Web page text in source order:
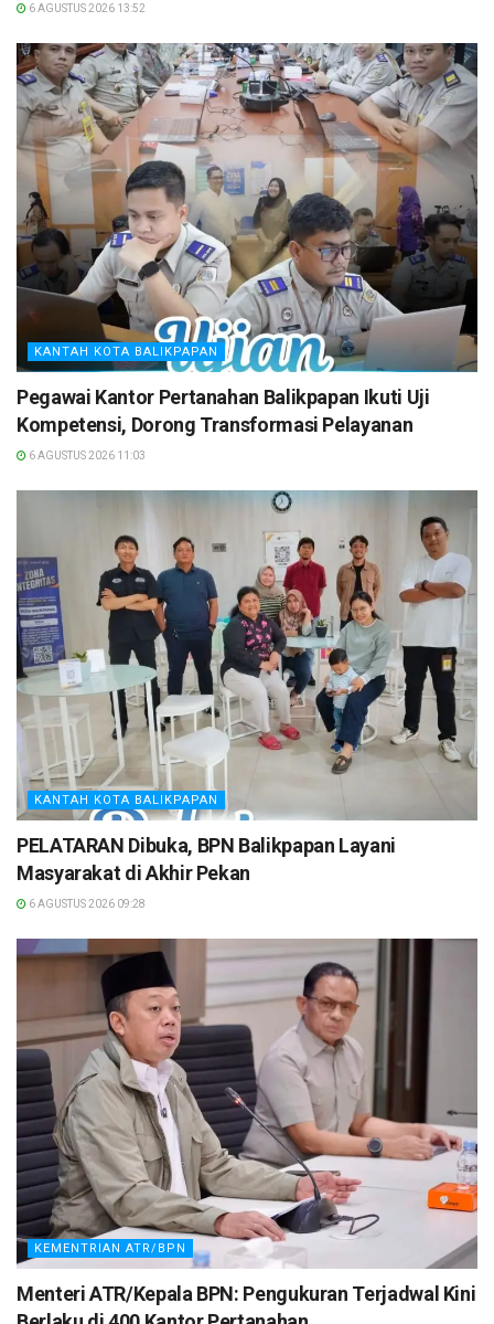
6 AGUSTUS 2026 13:52
KANTAH KOTA BALIKPAPAN
Pegawai Kantor Pertanahan Balikpapan Ikuti Uji
Kompetensi, Dorong Transformasi Pelayanan
6 AGUSTUS 2026 11:03
KANTAH KOTA BALIKPAPAN
PELATARAN Dibuka, BPN Balikpapan Layani
Masyarakat di Akhir Pekan
6 AGUSTUS 2026 09:28
KEMENTRIAN ATR/BPN
Menteri ATR/Kepala BPN: Pengukuran Terjadwal Kini